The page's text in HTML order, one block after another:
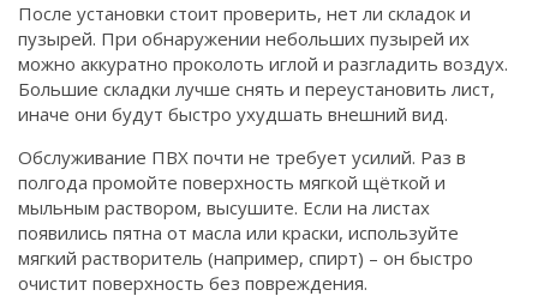
После установки стоит проверить, нет ли складок и
пузырей. При обнаружении небольших пузырей их
можно аккуратно проколоть иглой и разгладить воздух.
Большие складки лучше снять и переустановить лист,
иначе они будут быстро ухудшать внешний вид.
Обслуживание ПВХ почти не требует усилий. Раз в
полгода промойте поверхность мягкой щёткой и
мыльным раствором, высушите. Если на листах
появились пятна от масла или краски, используйте
мягкий растворитель (например, спирт) – он быстро
очистит поверхность без повреждения.